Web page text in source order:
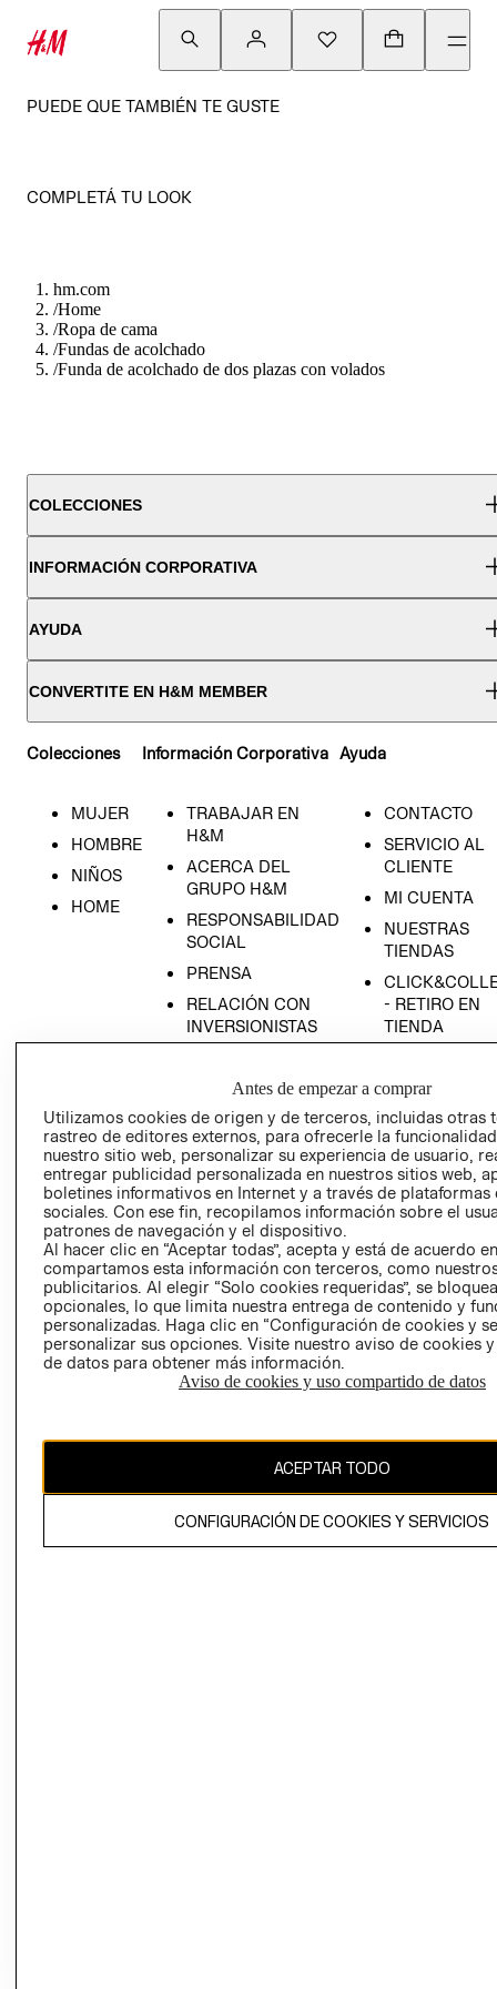
PUEDE QUE TAMBIÉN TE GUSTE
COMPLETÁ TU LOOK
hm.com
/Home
/Ropa de cama
/Fundas de acolchado
/Funda de acolchado de dos plazas con volados
COLECCIONES
INFORMACIÓN CORPORATIVA
AYUDA
CONVERTITE EN H&M MEMBER
Colecciones
MUJER
HOMBRE
NIÑOS
HOME
Información Corporativa
TRABAJAR EN
H&M
ACERCA DEL
GRUPO H&M
RESPONSABILIDAD
SOCIAL
PRENSA
RELACIÓN CON
INVERSIONISTAS
EMPRESARIAL
Ayuda
CONTACTO
SERVICIO AL
CLIENTE
MI CUENTA
NUESTRAS
TIENDAS
- RETIRO EN
TIENDA
AVISO DE
PRIVACIDAD
GIFT CARD
AVISO DE
COOKIES
Uruguay ($U)
El contenido de esta página web está protegido por copyright y es
propiedad de H&M Hennes & Mauritz AB.
Antes de empezar a comprar
Utilizamos cookies de origen y de terceros, incluidas otras
rastreo de editores externos, para ofrecerle la
nuestro sitio web, personalizar su experiencia de usuario,
entregar publicidad personalizada en nuestros sitios web,
boletines informativos en Internet y a través de plataformas
sociales. Con ese fin, recopilamos información sobre el
patrones de navegación y el dispositivo.
Al hacer clic en “Aceptar todas”, acepta y está de acuerdo
compartamos esta información con terceros, como
publicitarios. Al elegir “Solo cookies requeridas”, se
opcionales, lo que limita nuestra entrega de contenido y
personalizadas. Haga clic en “Configuración de cookies y
personalizar sus opciones. Visite nuestro aviso de cookies
de datos para obtener más información.
Aviso de cookies y uso compartido de datos
ACEPTAR TODO
CONFIGURACIÓN DE COOKIES Y SERVICIOS